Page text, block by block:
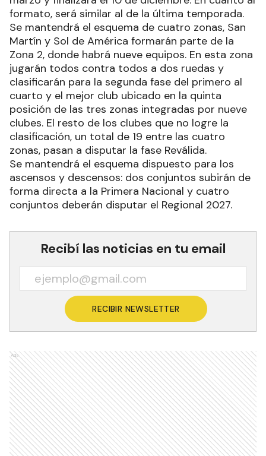
formato, será similar al de la última temporada.
Se mantendrá el esquema de cuatro zonas, San
Martín y Sol de América formarán parte de la
Zona 2, donde habrá nueve equipos. En esta zona
jugarán todos contra todos a dos ruedas y
clasificarán para la segunda fase del primero al
cuarto y el mejor club ubicado en la quinta
posición de las tres zonas integradas por nueve
clubes. El resto de los clubes que no logre la
clasificación, un total de 19 entre las cuatro
zonas, pasan a disputar la fase Reválida.
Se mantendrá el esquema dispuesto para los
ascensos y descensos: dos conjuntos subirán de
forma directa a la Primera Nacional y cuatro
conjuntos deberán disputar el Regional 2027.
Recibí las noticias en tu email
RECIBIR NEWSLETTER
Ads